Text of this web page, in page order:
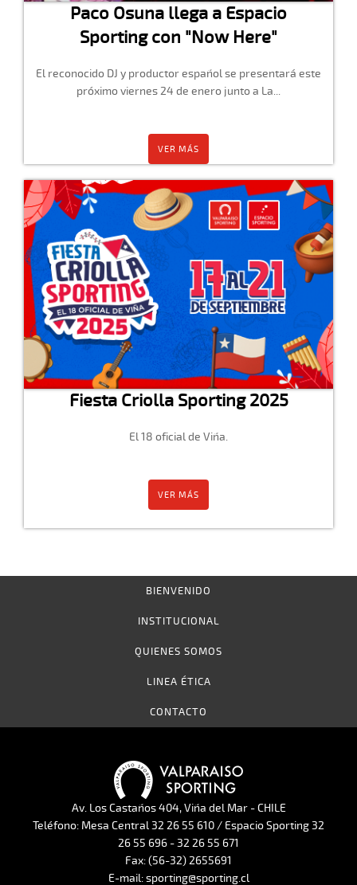
Paco Osuna llega a Espacio
Sporting con "Now Here"
El reconocido DJ y productor español se presentará este
próximo viernes 24 de enero junto a La...
VER MÁS
Fiesta Criolla Sporting 2025
El 18 oficial de Viña.
VER MÁS
BIENVENIDO
INSTITUCIONAL
QUIENES SOMOS
LINEA ÉTICA
CONTACTO
Av. Los Castaños 404, Viña del Mar - CHILE
Teléfono: Mesa Central 32 26 55 610 / Espacio Sporting 32
26 55 696 - 32 26 55 671
Fax: (56-32) 2655691
E-mail: sporting@sporting.cl